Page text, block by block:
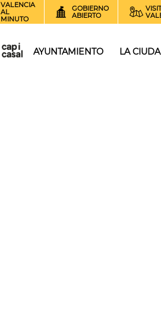
VALENCIA
AL
MINUTO
GOBIERNO
ABIERTO
AYUNTAMIENTO LA